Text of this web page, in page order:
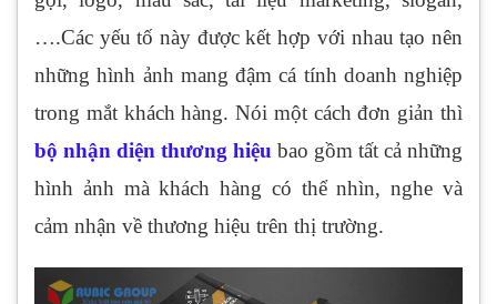
….Các yếu tố này được kết hợp với nhau tạo nên
những hình ảnh mang đậm cá tính doanh nghiệp
trong mắt khách hàng. Nói một cách đơn giản thì
bộ nhận diện thương hiệu bao gồm tất cả những
hình ảnh mà khách hàng có thể nhìn, nghe và
cảm nhận về thương hiệu trên thị trường.